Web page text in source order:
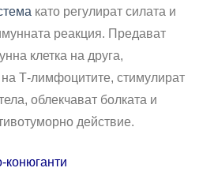
като регулират силата и
реакция. Предават
клетка на друга,
на Т-лимфоцитите, стимулират
облекчават болката и
действие.
конюганти